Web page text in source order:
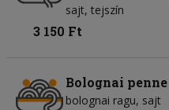
sajt tejszín
3 150 Ft
Bolognai penne
bolognai ragu sajt